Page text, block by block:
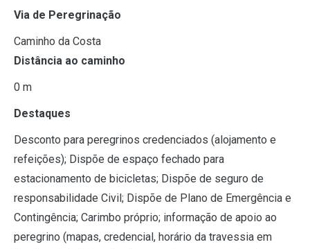
Via de Peregrinação
Caminho da Costa
Distância ao caminho
0 m
Destaques
Desconto para peregrinos credenciados (alojamento e
refeições); Dispõe de espaço fechado para
estacionamento de bicicletas; Dispõe de seguro de
responsabilidade Civil; Dispõe de Plano de Emergência e
Contingência; Carimbo próprio; informação de apoio ao
peregrino (mapas, credencial, horário da travessia em